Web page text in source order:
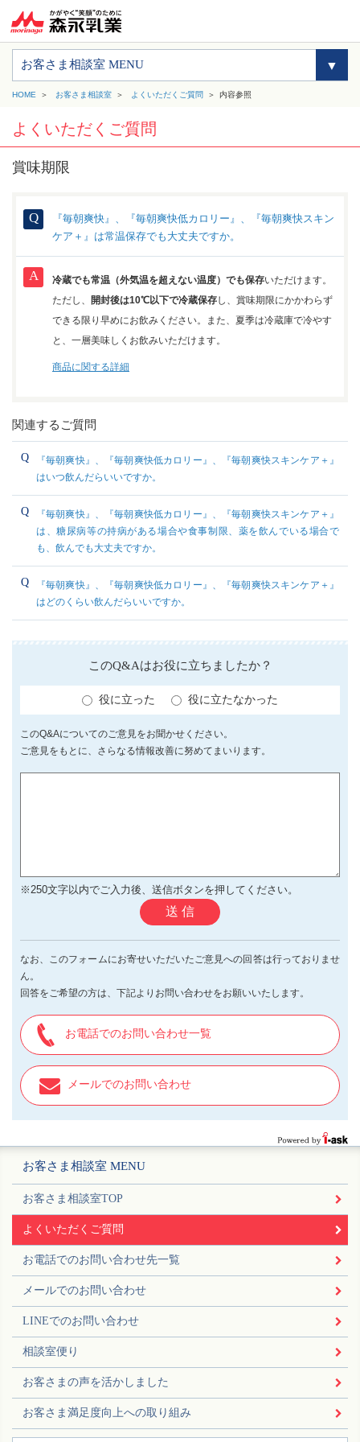
お客さま相談室 MENU
HOME お客さま相談室 よくいただくご質問 内容参照
よくいただくご質問
賞味期限
『毎朝爽快』、『毎朝爽快低カロリー』、『毎朝爽快スキン
ケア＋』は常温保存でも大丈夫ですか。
冷蔵でも常温（外気温を超えない温度）でも保存いただけます。
ただし、
開封後は10℃以下で冷蔵保存し、賞味期限にかかわらず
できる限り早めにお飲みください。また、夏季は冷蔵庫で冷やす
と、一層美味しくお飲みいただけます。
商品に関する詳細
関連するご質問
『毎朝爽快』、『毎朝爽快低カロリー』、『毎朝爽快スキンケア＋』
はいつ飲んだらいいですか。
『毎朝爽快』、『毎朝爽快低カロリー』、『毎朝爽快スキンケア＋』
は、糖尿病等の持病がある場合や食事制限、薬を飲んでいる場合で
も、飲んでも大丈夫ですか。
『毎朝爽快』、『毎朝爽快低カロリー』、『毎朝爽快スキンケア＋』
はどのくらい飲んだらいいですか。
このQ&Aはお役に立ちましたか？
役に立った 役に立たなかった
このQ&Aについてのご意見をお聞かせください。
ご意見をもとに、さらなる情報改善に努めてまいります。
※250文字以内でご入力後、送信ボタンを押してください。
送 信
なお、このフォームにお寄せいただいたご意見への回答は行っておりませ
ん。
回答をご希望の方は、下記よりお問い合わせをお願いいたします。
お電話でのお問い合わせ一覧
メールでのお問い合わせ
お客さま相談室 MENU
お客さま相談室TOP
よくいただくご質問
お電話でのお問い合わせ先一覧
メールでのお問い合わせ
LINEでのお問い合わせ
相談室便り
お客さまの声を活かしました
お客さま満足度向上への取り組み